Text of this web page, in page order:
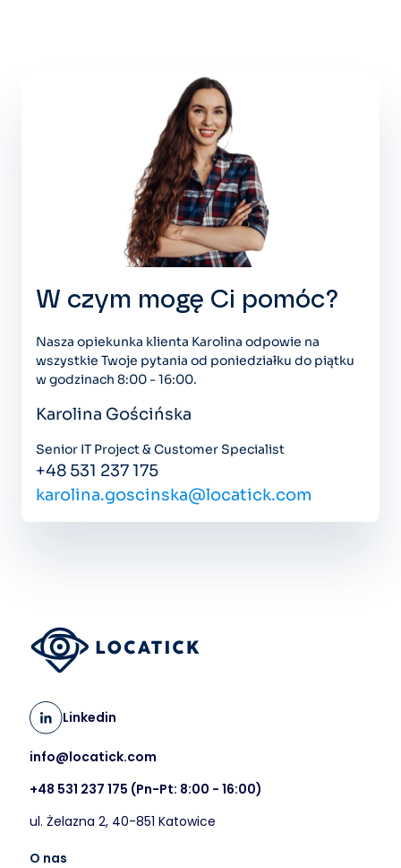
W czym mogę Ci pomóc?
Nasza opiekunka klienta Karolina odpowie na
wszystkie Twoje pytania od poniedziałku do piątku
w godzinach 8:00 - 16:00.
Karolina Gościńska
Senior IT Project & Customer Specialist
+48 531 237 175
karolina.goscinska@locatick.com
Linkedin
info@locatick.com
+48 531 237 175 (Pn-Pt: 8:00 - 16:00)
ul. Żelazna 2, 40-851 Katowice
O nas